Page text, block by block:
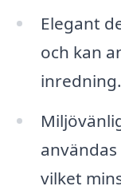
Elegant
och kan
inredning.
vilket